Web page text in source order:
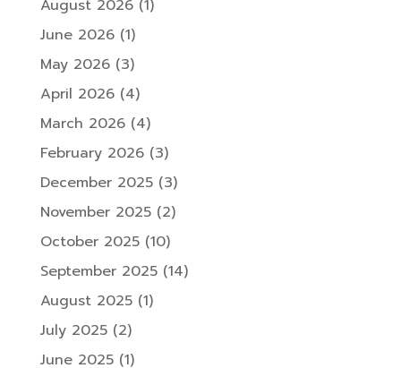
August 2026(1)
June 2026(1)
May 2026(3)
April 2026(4)
March 2026(4)
February 2026(3)
December 2025(3)
November 2025(2)
October 2025(10)
September 2025(14)
August 2025(1)
July 2025(2)
June 2025(1)